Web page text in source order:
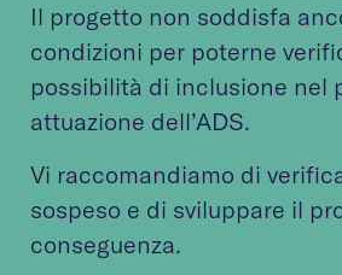
Il progetto non soddisfa
condizioni per poterne
possibilità di inclusione nel
attuazione dell’ADS.
Vi raccomandiamo di
sospeso e di sviluppare il
conseguenza.